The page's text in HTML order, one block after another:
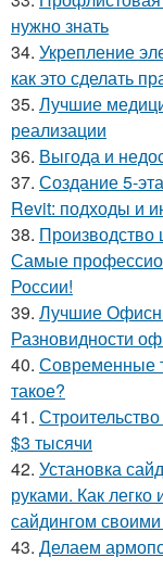
нужно знать
34. Укрепление
как это сделать
35. Лучшие
реализации
36. Выгода и
37. Создание 5-
Revit: подходы и
38. Производство
Самые
России!
39. Лучшие
Разновидности
40. Современные
такое?
41.
$3 тысячи
42. Установка
руками. Как
сайдингом
43. Делаем